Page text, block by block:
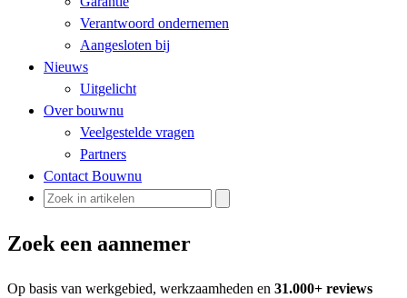
Verantwoord ondernemen
Aangesloten bij
Nieuws
Uitgelicht
Over bouwnu
Veelgestelde vragen
Partners
Contact Bouwnu
Zoek een aannemer
Op basis van werkgebied, werkzaamheden en 31.000+ reviews